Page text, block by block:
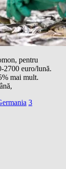
pentru
2700 euro/lună.
mai mult.
3